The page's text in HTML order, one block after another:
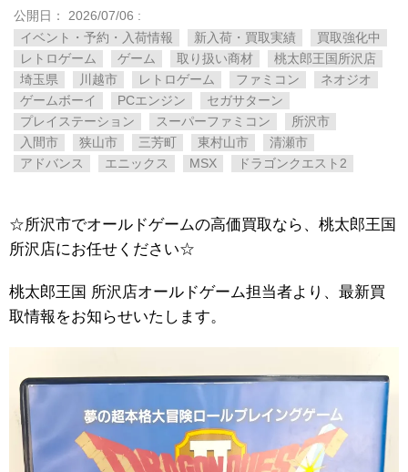
公開日： 2026/07/06 :
イベント・予約・入荷情報
新入荷・買取実績
買取強化中
レトロゲーム
ゲーム 取り扱い商材
桃太郎王国所沢店
埼玉県
川越市 レトロゲーム ファミコン
ネオジオ
ゲームボーイ
PCエンジン
セガサターン
プレイステーション
スーパーファミコン
所沢市
入間市
狭山市 三芳町 東村山市
清瀬市
アドバンス
エニックス MSX ドラゴンクエスト2
☆所沢市でオールドゲームの高価買取なら、桃太郎王国
所沢店にお任せください☆
桃太郎王国 所沢店オールドゲーム担当者より、最新買
取情報をお知らせいたします。